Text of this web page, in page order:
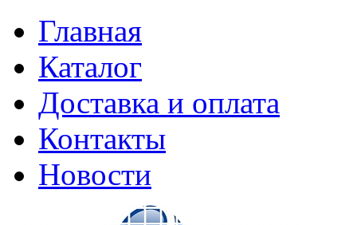
Главная
Каталог
Доставка и оплата
Контакты
Новости